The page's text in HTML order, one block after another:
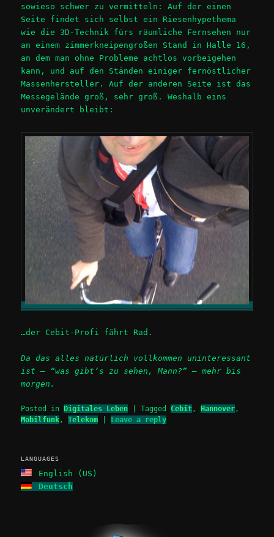
sowieso schwer zu vermitteln: Auf der einen
Seite findet sich selbst ein Riesenhypethema
wie die 3D-Technik fürs räumliche Fernsehen nur
an einem zimmerkneipengroßen Stand in Halle 16,
an dem man ohne Probleme achtlos vorbeigehen
kann, und auf den Ständen einiger fernöstlicher
Massenhersteller. Auf der anderen Seite ist das
Messegelände groß, sehr groß. Weshalb eins
unverändert bleibt:
…der Cebit-Profi fährt Rad.
Da das alles natürlich vollkommen uninteressant
ist – “was gibt’s zu sehen, Mann?” – mehr bis
morgen.
Posted in Digitales Leben |Tagged Cebit ,Hannover ,
Mobilfunk ,Telekom Leave a reply
LANGUAGES
English (US)
Deutsch